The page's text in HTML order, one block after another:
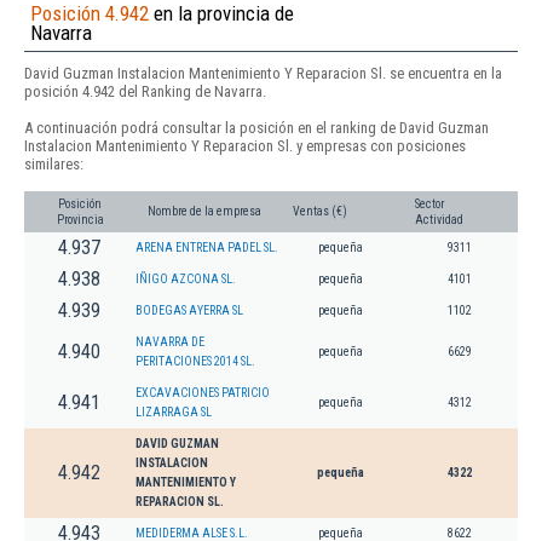
Posición 4.942 en la provincia de
Navarra
David Guzman Instalacion Mantenimiento Y Reparacion Sl. se encuentra en la
posición 4.942 del Ranking de Navarra.
A continuación podrá consultar la posición en el ranking de David Guzman
Instalacion Mantenimiento Y Reparacion Sl. y empresas con posiciones
similares:
Posición
Provincia
Nombre de la empresa Ventas (€)
Sector
Actividad
4.937 ARENA ENTRENA PADEL SL. pequeña 9311
4.938 IÑIGO AZCONA SL. pequeña 4101
4.939 BODEGAS AYERRA SL pequeña 1102
4.940
NAVARRA DE
PERITACIONES 2014 SL.
pequeña 6629
4.941
EXCAVACIONES PATRICIO
LIZARRAGA SL
pequeña 4312
4.942
DAVID GUZMAN
INSTALACION
MANTENIMIENTO Y
REPARACION SL.
pequeña 4322
4.943 MEDIDERMA ALSE S.L. pequeña 8622